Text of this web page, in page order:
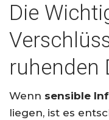
Die
ruhenden
Wenn sensible
liegen, ist es